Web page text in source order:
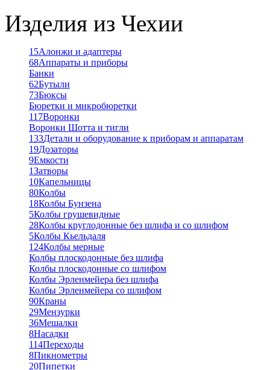
Изделия из Чехии
15Алонжи и адаптеры
68Аппараты и приборы
Банки
62Бутыли
73Бюксы
Бюретки и микробюретки
117Воронки
Воронки Шотта и тигли
133Детали и оборудование к приборам и аппаратам
19Дозаторы
9Емкости
1Затворы
10Капельницы
80Колбы
18Колбы Бунзена
5Колбы грушевидные
28Колбы круглодонные без шлифа и со шлифом
5Колбы Кьельдаля
124Колбы мерные
Колбы плоскодонные без шлифа
Колбы плоскодонные со шлифом
Колбы Эрленмейера без шлифа
Колбы Эрленмейера со шлифом
90Краны
29Мензурки
36Мешалки
8Насадки
114Переходы
8Пикнометры
20Пипетки